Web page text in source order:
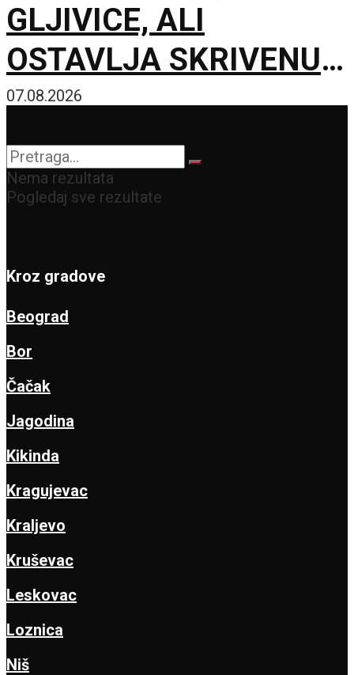
GLJIVICE, ALI
OSTAVLJA SKRIVENU
POSLEDICU: Mužjaci
mesecima proizvode
manje sperme
07.08.2026
Nema rezultata
Pogledaj sve rezultate
Kroz gradove
Beograd
Bor
Čačak
Jagodina
Kikinda
Kragujevac
Kraljevo
Kruševac
Leskovac
Loznica
Niš